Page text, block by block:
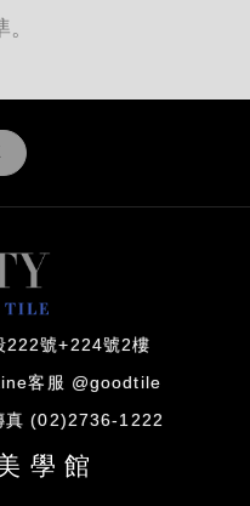
222號+224號2樓
客服 @goodtile
真 (02)2736-1222
學館